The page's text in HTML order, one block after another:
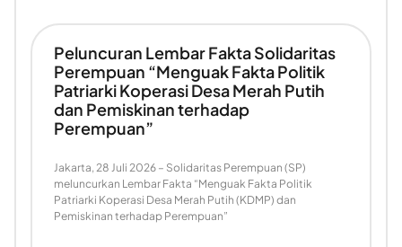
Peluncuran Lembar Fakta Solidaritas
Perempuan “Menguak Fakta Politik
Patriarki Koperasi Desa Merah Putih
dan Pemiskinan terhadap
Perempuan”
Jakarta, 28 Juli 2026 – Solidaritas Perempuan (SP)
meluncurkan Lembar Fakta “Menguak Fakta Politik
Patriarki Koperasi Desa Merah Putih (KDMP) dan
Pemiskinan terhadap Perempuan”